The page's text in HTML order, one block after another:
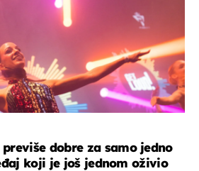
previše dobre za samo jedno
koji je još jednom oživio